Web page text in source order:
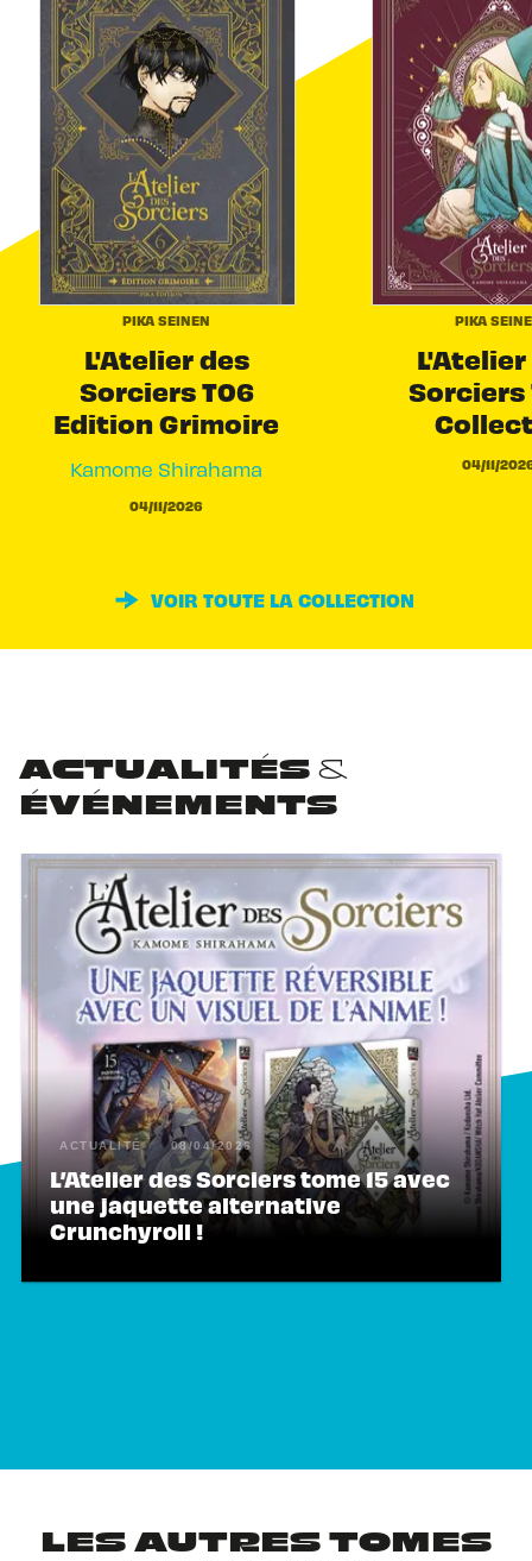
PIKA SEINEN
L'Atelier des
Sorciers T06
Edition Grimoire
Kamome Shirahama
04/11/2026
PIKA
L'Atelier
Sorciers
04/11/
VOIR TOUTE LA COLLECTION
ACTUALITÉS &
ÉVÉNEMENTS
ACTUALITÉ 08/04/2026
L’Atelier des Sorciers tome 15 avec
une jaquette alternative
Crunchyroll !
LES AUTRES TOMES